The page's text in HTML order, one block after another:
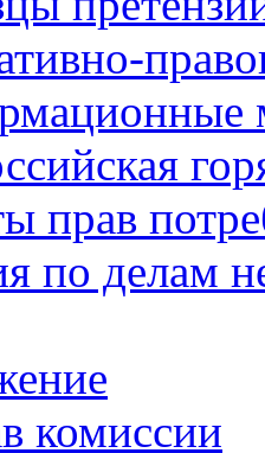
прав
по делам
комиссии